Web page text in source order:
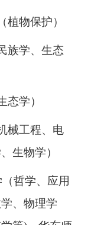
植物保护）
族学、生态
态学）
械工程、电
生物学）
哲学、应用
、物理学